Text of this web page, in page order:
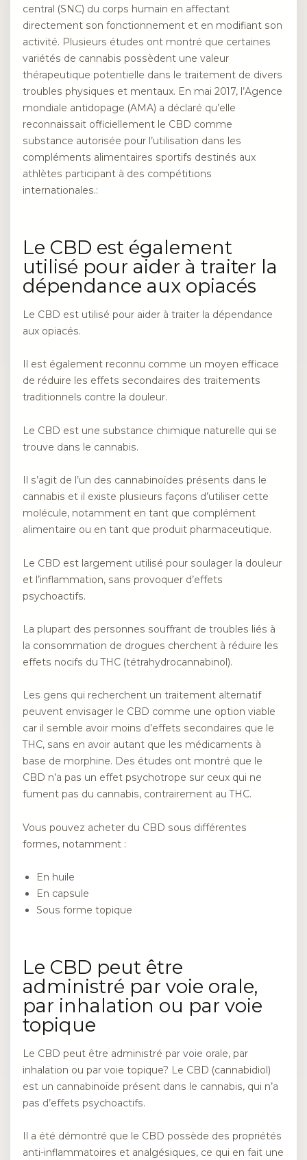
central (SNC) du corps humain en affectant
directement son fonctionnement et en modifiant son
activité. Plusieurs études ont montré que certaines
variétés de cannabis possèdent une valeur
thérapeutique potentielle dans le traitement de divers
troubles physiques et mentaux. En mai 2017, l’Agence
mondiale antidopage (AMA) a déclaré qu’elle
reconnaissait officiellement le CBD comme
substance autorisée pour l’utilisation dans les
compléments alimentaires sportifs destinés aux
athlètes participant à des compétitions
internationales.:
Le CBD est également
utilisé pour aider à traiter la
dépendance aux opiacés
Le CBD est utilisé pour aider à traiter la dépendance
aux opiacés.
Il est également reconnu comme un moyen efficace
de réduire les effets secondaires des traitements
traditionnels contre la douleur.
Le CBD est une substance chimique naturelle qui se
trouve dans le cannabis.
Il s’agit de l’un des cannabinoïdes présents dans le
cannabis et il existe plusieurs façons d’utiliser cette
molécule, notamment en tant que complément
alimentaire ou en tant que produit pharmaceutique.
Le CBD est largement utilisé pour soulager la douleur
et l’inflammation, sans provoquer d’effets
psychoactifs.
La plupart des personnes souffrant de troubles liés à
la consommation de drogues cherchent à réduire les
effets nocifs du THC (tétrahydrocannabinol).
Les gens qui recherchent un traitement alternatif
peuvent envisager le CBD comme une option viable
car il semble avoir moins d’effets secondaires que le
THC, sans en avoir autant que les médicaments à
base de morphine. Des études ont montré que le
CBD n’a pas un effet psychotrope sur ceux qui ne
fument pas du cannabis, contrairement au THC.
Vous pouvez acheter du CBD sous différentes
formes, notamment :
En huile
En capsule
Sous forme topique
Le CBD peut être
administré par voie orale,
par inhalation ou par voie
topique
Le CBD peut être administré par voie orale, par
inhalation ou par voie topique? Le CBD (cannabidiol)
est un cannabinoïde présent dans le cannabis, qui n’a
pas d’effets psychoactifs.
Il a été démontré que le CBD possède des propriétés
anti-inflammatoires et analgésiques, ce qui en fait une